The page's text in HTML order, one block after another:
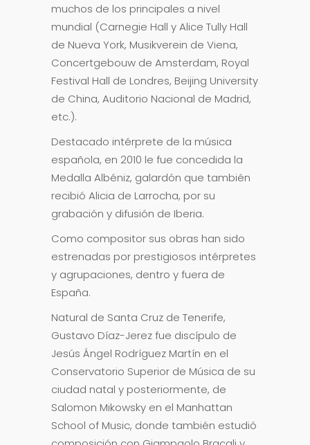
muchos de los principales a nivel
mundial (Carnegie Hall y Alice Tully Hall
de Nueva York, Musikverein de Viena,
Concertgebouw de Amsterdam, Royal
Festival Hall de Londres, Beijing University
de China, Auditorio Nacional de Madrid,
etc.).
Destacado intérprete de la música
española, en 2010 le fue concedida la
Medalla Albéniz, galardón que también
recibió Alicia de Larrocha, por su
grabación y difusión de Iberia.
Como compositor sus obras han sido
estrenadas por prestigiosos intérpretes
y agrupaciones, dentro y fuera de
España.
Natural de Santa Cruz de Tenerife,
Gustavo Díaz-Jerez fue discípulo de
Jesús Ángel Rodríguez Martín en el
Conservatorio Superior de Música de su
ciudad natal y posteriormente, de
Salomon Mikowsky en el Manhattan
School of Music, donde también estudió